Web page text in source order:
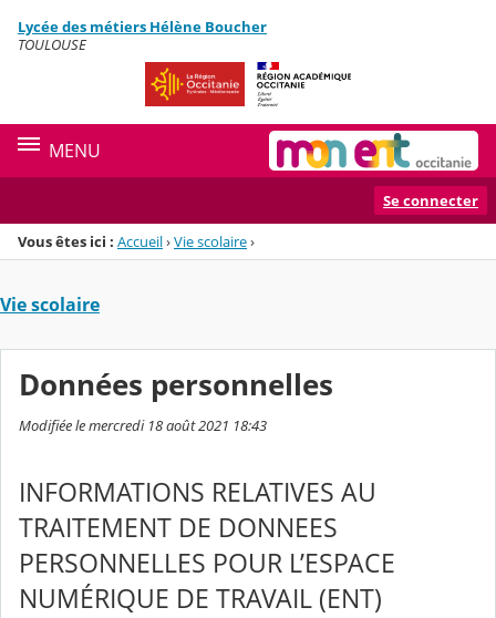
Menu de la rubrique
Contenu
Lycée des métiers Hélène Boucher
TOULOUSE
MENU
Se connecter
Vous êtes ici : Accueil›Vie scolaire›
Vie scolaire
Données personnelles
Modifiée le mercredi 18 août 2021 18:43
INFORMATIONS RELATIVES AU
TRAITEMENT DE DONNEES
PERSONNELLES POUR L’ESPACE
NUMÉRIQUE DE TRAVAIL (ENT)